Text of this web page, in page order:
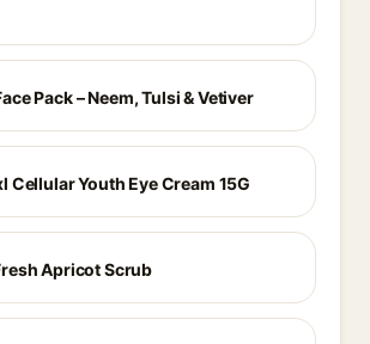
Pack – Neem, Tulsi & Vetiver
Cellular Youth Eye Cream 15G
Apricot Scrub